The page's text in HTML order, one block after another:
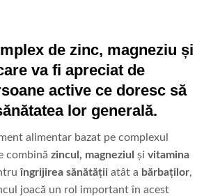
de zinc, magneziu și
va fi apreciat de
active ce doresc să
lor generală.
alimentar bazat pe complexul
combină zincul, magneziul și vitamina
îngrijirea sănătății atât a bărbaților,
joacă un rol important în acest